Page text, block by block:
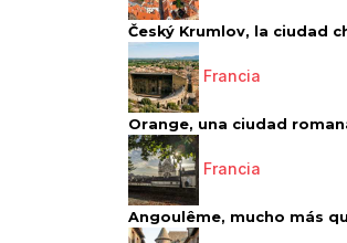
Český Krumlov, la ciudad
Francia
Orange, una ciudad
Francia
Angoulême, mucho más